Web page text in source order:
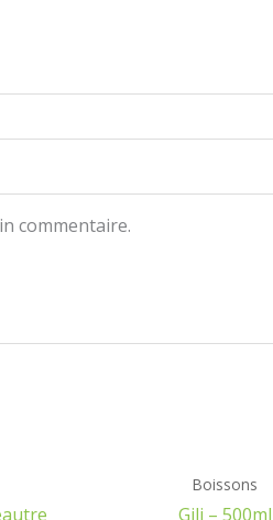
commentaire.
Boissons
Gili – 500ml